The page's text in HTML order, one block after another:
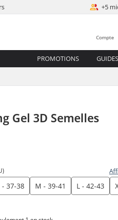
+5
Compte
PROMOTIONS GUIDES
Gel 3D Semelles
- 37-38 M - 39-41 L - 42-43